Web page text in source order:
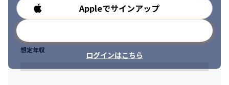
Appleでサインアップ
ログインはこちら
勤務時間
想定年収